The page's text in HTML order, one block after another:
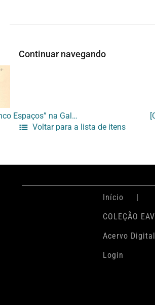
Continuar navegando
[Convite para exposição “Cinco Espaços” na Galeria Primeiro Piso]
Voltar para a lista de itens
Início
COLEÇÃO EAV
Acervo Digital
Login